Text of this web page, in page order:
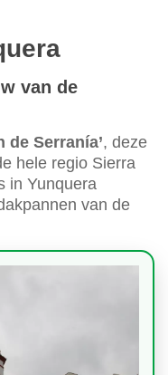
van de
de Serranía’, deze
hele regio Sierra
in Yunquera
van de